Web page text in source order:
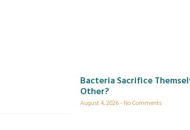
Bacteria Sacrifice
Other?
August 4, 2026 No Comments